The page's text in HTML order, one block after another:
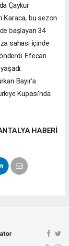
Çaykur
Karaca, bu sezon
başlayan 34
sahası içinde
Efecan
Bayır’a
Kupası’nda
HABERİ